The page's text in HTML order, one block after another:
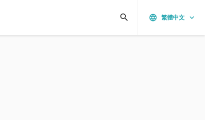
language 繁體中文 keyboard_arrow_down
search